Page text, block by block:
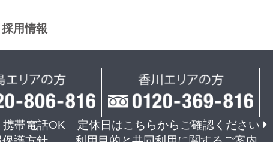
採用情報
帯電話OK
定休日はこちらからご確認ください